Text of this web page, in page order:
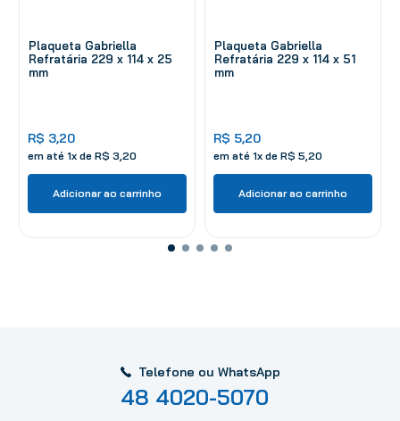
Plaqueta Gabriella
Refratária 229 x 114 x 25
mm
R$ 3,20
em até 1x de R$ 3 20
Adicionar ao carrinho
Plaqueta Gabriella
Refratária 229 x 114 x 51
mm
R$ 5,20
em até 1x de R$ 5 20
Adicionar ao carrinho
Telefone ou WhatsApp
48 4020-5070